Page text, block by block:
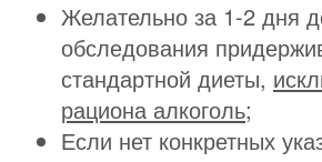
Желательно за 1-2 дня
обследования
стандартной диеты,
рациона алкоголь;
Если нет конкретных